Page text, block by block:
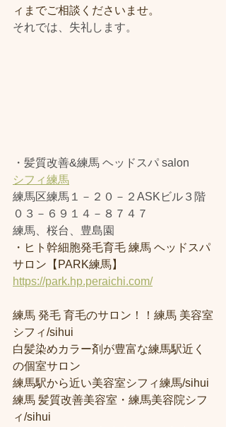
ィまでご相談くださいませ。
それでは、失礼します。
・髪質改善&練馬 ヘッドスパ salon
シフィ練馬
練馬区練馬１－２０－２ASKビル３階
０３－６９１４－８７４７
練馬、桜台、豊島園
・ヒト幹細胞発毛育毛 練馬 ヘッドスパ
サロン【PARK練馬】
https://park.hp.peraichi.com/
練馬 発毛 育毛のサロン！！練馬 美容室
シフィ/sihui
白髪染めカラー剤が豊富な練馬駅近く
の個室サロン
練馬駅から近い美容室シフィ練馬/sihui
練馬 髪質改善美容室・練馬美容院シフ
ィ/sihui